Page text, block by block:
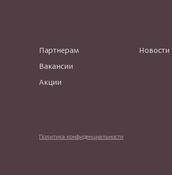
Партнерам
Вакансии
Акции
Новости
Политика конфиденциальности